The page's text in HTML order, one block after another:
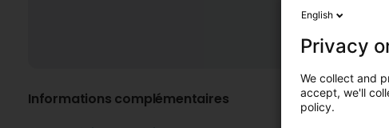
Informations complémentaires
English
Privacy
We collect and
accept, we'll
policy.